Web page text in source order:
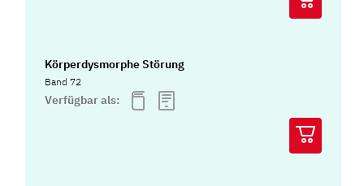
Körperdysmorphe Störung
Band 72
Verfügbar als: